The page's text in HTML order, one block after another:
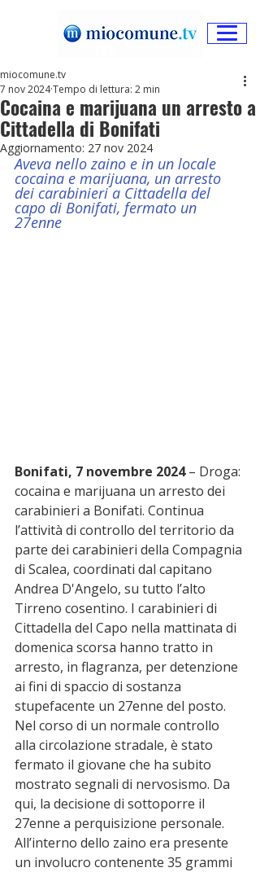
Cocaina e marijuana un arresto a
Cittadella di Bonifati
miocomune.tv
7 nov 2024Tempo di lettura: 2 min
Aggiornamento: 27 nov 2024
Aveva nello zaino e in un locale
cocaina e marijuana, un arresto
dei carabinieri a Cittadella del
capo di Bonifati, fermato un
27enne
Bonifati, 7 novembre 2024 – Droga:
cocaina e marijuana un arresto dei
carabinieri a Bonifati. Continua
l’attività di controllo del territorio da
parte dei carabinieri della Compagnia
di Scalea, coordinati dal capitano
Andrea D'Angelo, su tutto l’alto
Tirreno cosentino. I carabinieri di
Cittadella del Capo nella mattinata di
domenica scorsa hanno tratto in
arresto, in flagranza, per detenzione
ai fini di spaccio di sostanza
stupefacente un 27enne del posto.
Nel corso di un normale controllo
alla circolazione stradale, è stato
fermato il giovane che ha subito
mostrato segnali di nervosismo. Da
qui, la decisione di sottoporre il
27enne a perquisizione personale.
All’interno dello zaino era presente
un involucro contenente 35 grammi